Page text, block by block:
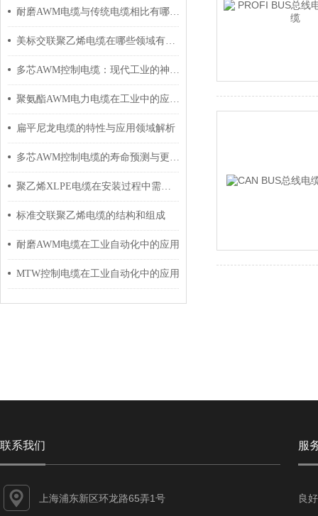
耐磨AWM电缆与传统电缆相比有哪些优势？
美标交联聚乙烯电缆在哪些领域有广泛应用？
多芯AWM控制电缆：现代工业的神经脉络
聚氨酯AWM电力电缆在工业中的应用与影响
扁平尼龙电缆的特性与应用领域解析
多芯AWM控制电缆的寿命预测与更换周期
聚乙烯XLPE电缆在安装过程中需要注意哪些事项？
标准交联聚乙烯电缆的结构和组成
耐磨AWM电缆在工业自动化中的应用
MTW控制电缆在工业自动化中的应用
联系我们
上海浦东新区环龙路65弄1号
服
良